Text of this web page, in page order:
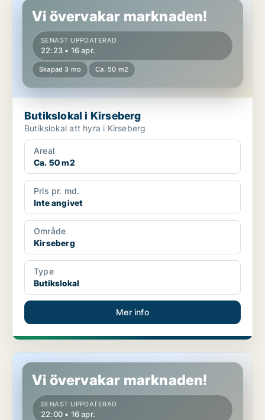
Vi övervakar marknaden!
SENAST UPPDATERAD
22:23 • 16 apr.
Skapad 3 mo Ca. 50 m2
Butikslokal i Kirseberg
Butikslokal att hyra i Kirseberg
Areal
Ca. 50 m2
Pris pr. md.
Inte angivet
Område
Kirseberg
Type
Butikslokal
Mer info
Butikslokal i Kirseberg
Vi övervakar marknaden!
SENAST UPPDATERAD
22:00 • 16 apr.